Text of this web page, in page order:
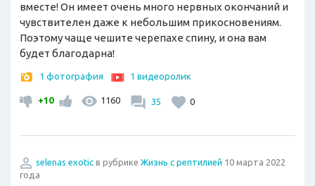
вместе! Он имеет очень много нервных окончаний и
чувствителен даже к небольшим прикосновениям.
Поэтому чаще чешите черепахе спину, и она вам
будет благодарна!
1 фотография 1 видеоролик
+10 1160 35 0
selenas exotic в рубрике Жизнь с рептилией 10 марта 2022
года